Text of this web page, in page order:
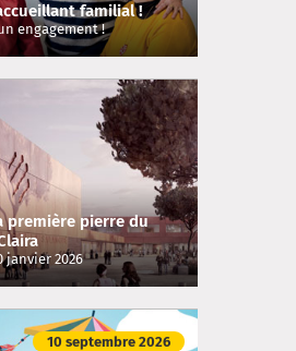
familial !
engagement !
première pierre du
janvier 2026
10 septembre 2026